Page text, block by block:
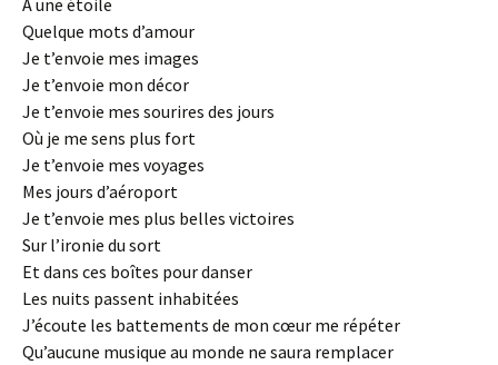
À une étoile
Quelque mots d’amour
Je t’envoie mes images
Je t’envoie mon décor
Je t’envoie mes sourires des jours
Où je me sens plus fort
Je t’envoie mes voyages
Mes jours d’aéroport
Je t’envoie mes plus belles victoires
Sur l’ironie du sort
Et dans ces boîtes pour danser
Les nuits passent inhabitées
J’écoute les battements de mon cœur me répéter
Qu’aucune musique au monde ne saura remplacer